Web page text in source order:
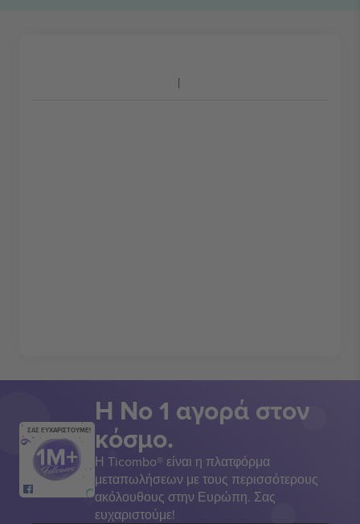
ΣΑΣ ΕΥΧΑΡΙΣΤΟΥΜΕ!
Η Νο 1 αγορά στον
κόσμο.
Η Ticombo® είναι η πλατφόρμα
μεταπωλήσεων με τους περισσότερους
ακόλουθους στην Ευρώπη. Σας
ευχαριστούμε!